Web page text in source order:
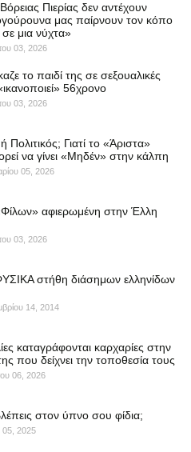
Πιερίας δεν αντέχουν
μας παίρνουν τον κόπο
μια νύχτα»
03, 2026
το παιδί της σε σεξουαλικές
56χρονο
03, 2026
Πολιτικός; Γιατί το «Άριστα»
να γίνει «Μηδέν» στην κάλπη
05, 2026
αφιερωμένη στην Έλλη
03, 2026
στήθη διάσημων ελληνίδων
14, 2014
καταγράφονται καρχαρίες στην
που δείχνει την τοποθεσία τους
06, 2026
στον ύπνο σου φίδια;
05, 2025